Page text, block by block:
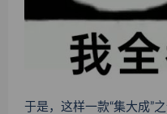
于是，这样一款“集大成”